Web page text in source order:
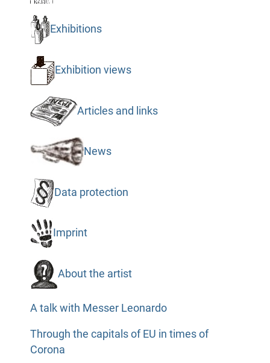
Exhibitions
Exhibition views
Articles and links
News
Data protection
Imprint
About the artist
A talk with Messer Leonardo
Through the capitals of EU in times of
Corona